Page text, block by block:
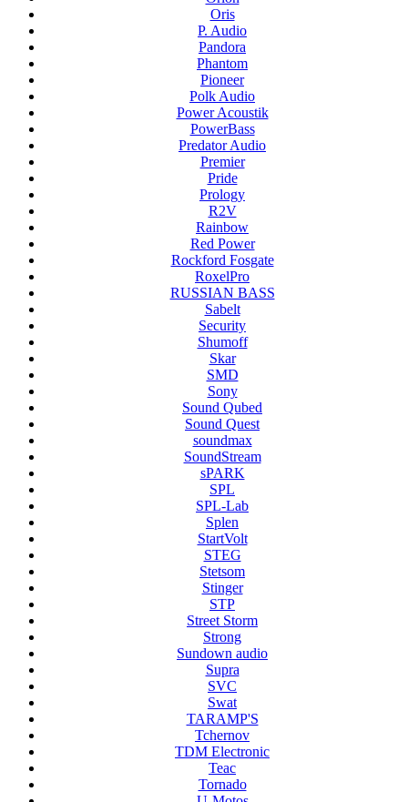
Oris
P. Audio
Pandora
Phantom
Pioneer
Polk Audio
Power Acoustik
PowerBass
Predator Audio
Premier
Pride
Prology
R2V
Rainbow
Red Power
Rockford Fosgate
RoxelPro
RUSSIAN BASS
Sabelt
Security
Shumoff
Skar
SMD
Sony
Sound Qubed
Sound Quest
soundmax
SoundStream
sPARK
SPL
SPL-Lab
Splen
StartVolt
STEG
Stetsom
Stinger
STP
Street Storm
Strong
Sundown audio
Supra
SVC
Swat
TARAMP'S
Tchernov
TDM Electronic
Teac
Tornado